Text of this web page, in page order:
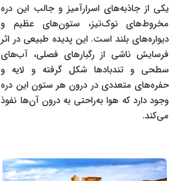
یکی از جاذبه‌های اسرارآمیز و جالب این دره
مخروط‌های نوک‌تیز، ستون‌های عظیم و
دیواره‌های بلند است. این پدیده طبیعی در اثر
فرسایش ناشی از رگبارهای فصلی، آب‌های
سطحی و تندبادها شکل گرفته‌ و لایه و
حفره‌های متعددی در درون هر ستون این دره
وجود دارد که هوا به‌راحتی به درون آن‌ها نفوذ
می‌کند.